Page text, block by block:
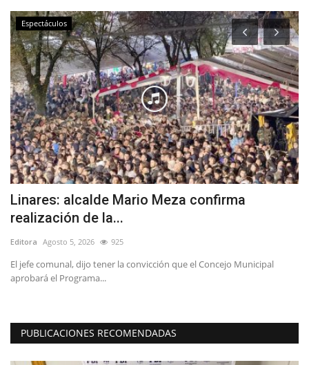
Espectáculos
Linares: alcalde Mario Meza confirma
realización de la...
Editora Agosto 5, 2026 925
El jefe comunal, dijo tener la convicción que el Concejo Municipal
aprobará el Programa...
PUBLICACIONES RECOMENDADAS